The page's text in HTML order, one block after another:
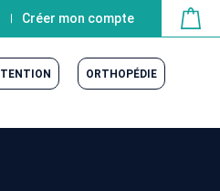
Créer mon compte
ORTHOPÉDIE